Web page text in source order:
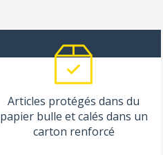
Articles protégés dans du
papier bulle et calés dans un
carton renforcé